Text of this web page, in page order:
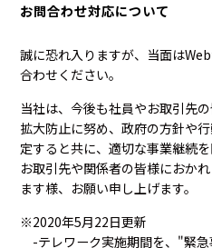
お問合わせ対応について
誠に恐れ入りますが、当面は
合わせください。
当社は、今後も社員やお取引先
拡大防止に努め、政府の方針や
定すると共に、適切な事業継続を
お取引先や関係者の皆様におか
ます様、お願い申し上げます。
※2020年5月22日更新
-テレワーク実施期間を、"緊